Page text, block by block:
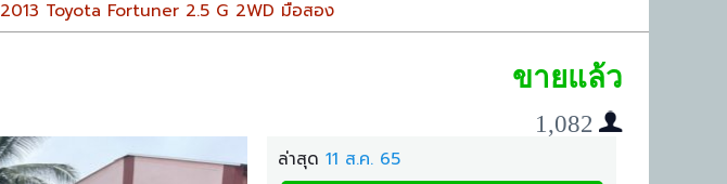
2013 Toyota Fortuner 2.5 G 2WD มือสอง
ขายแล้ว
1,082
ล่าสุด 11 ส.ค. 65